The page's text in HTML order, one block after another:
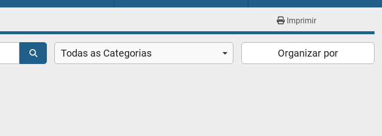
Imprimir
Todas as Categorias Organizar por